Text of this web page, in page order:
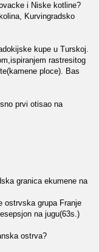
i Niske kotline?
Kurvingradsko
kupe u Turskoj.
rastresitog
ploce). Bas
prvi otisao na
granica ekumene na
ostrvska grupa Franje
na jugu(63s.)
ostrva?